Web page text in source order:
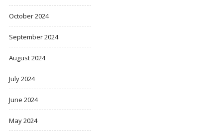
October 2024
September 2024
August 2024
July 2024
June 2024
May 2024